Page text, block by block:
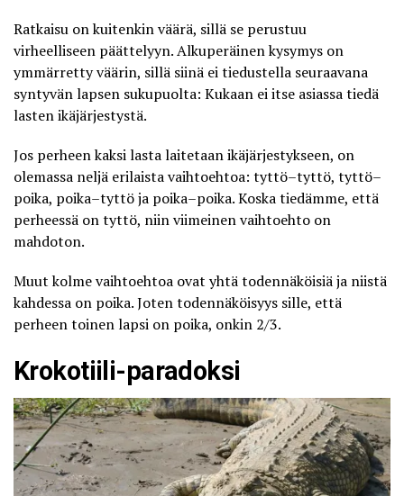
Ratkaisu on kuitenkin väärä, sillä se perustuu
virheelliseen päättelyyn. Alkuperäinen kysymys on
ymmärretty väärin, sillä siinä ei tiedustella seuraavana
syntyvän lapsen sukupuolta: Kukaan ei itse asiassa tiedä
lasten ikäjärjestystä.
Jos perheen kaksi lasta laitetaan ikäjärjestykseen, on
olemassa neljä erilaista vaihtoehtoa: tyttö–tyttö, tyttö–
poika, poika–tyttö ja poika–poika. Koska tiedämme, että
perheessä on tyttö, niin viimeinen vaihtoehto on
mahdoton.
Muut kolme vaihtoehtoa ovat yhtä todennäköisiä ja niistä
kahdessa on poika. Joten todennäköisyys sille, että
perheen toinen lapsi on poika, onkin 2/3.
Krokotiili-paradoksi